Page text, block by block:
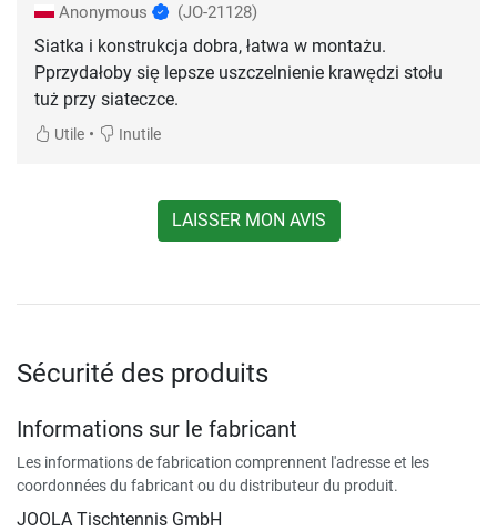
Anonymous (JO-21128)
Siatka i konstrukcja dobra, łatwa w montażu.
Pprzydałoby się lepsze uszczelnienie krawędzi stołu
tuż przy siateczce.
Utile • Inutile
LAISSER MON AVIS
Sécurité des produits
Informations sur le fabricant
Les informations de fabrication comprennent l'adresse et les
coordonnées du fabricant ou du distributeur du produit.
JOOLA Tischtennis GmbH